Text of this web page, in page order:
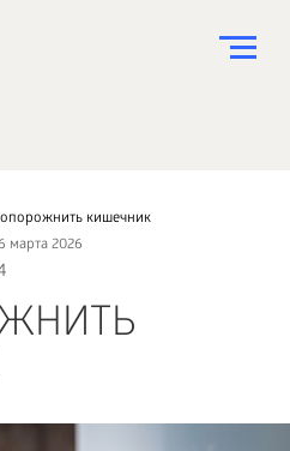
кишечник
марта 2026